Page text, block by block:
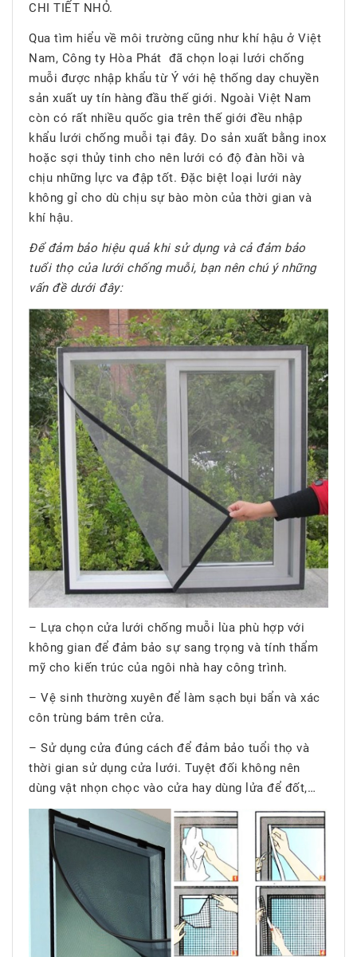
CHI TIẾT NHỎ.
Qua tìm hiểu về môi trường cũng như khí hậu ở Việt
Nam, Công ty Hòa Phát đã chọn loại lưới chống
muỗi được nhập khẩu từ Ý với hệ thống day chuyền
sản xuất uy tín hàng đầu thế giới. Ngoài Việt Nam
còn có rất nhiều quốc gia trên thế giới đều nhập
khẩu lưới chống muỗi tại đây. Do sản xuất bằng inox
hoặc sợi thủy tinh cho nên lưới có độ đàn hồi và
chịu những lực va đập tốt. Đặc biệt loại lưới này
không gỉ cho dù chịu sự bào mòn của thời gian và
khí hậu.
Để đảm bảo hiệu quả khi sử dụng và cả đảm bảo
tuổi thọ của lưới chống muỗi, bạn nên chú ý những
vấn đề dưới đây:
– Lựa chọn cửa lưới chống muỗi lùa phù hợp với
không gian để đảm bảo sự sang trọng và tính thẩm
mỹ cho kiến trúc của ngôi nhà hay công trình.
– Vệ sinh thường xuyên để làm sạch bụi bẩn và xác
côn trùng bám trên cửa.
– Sử dụng cửa đúng cách để đảm bảo tuổi thọ và
thời gian sử dụng cửa lưới. Tuyệt đối không nên
dùng vật nhọn chọc vào cửa hay dùng lửa để đốt,…